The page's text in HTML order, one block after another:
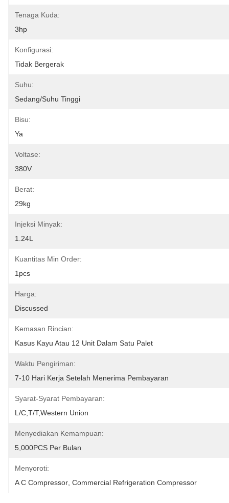
Tenaga Kuda:
3hp
Konfigurasi:
Tidak Bergerak
Suhu:
Sedang/Suhu Tinggi
Bisu:
Ya
Voltase:
380V
Berat:
29kg
Injeksi Minyak:
1.24L
Kuantitas Min Order:
1pcs
Harga:
Discussed
Kemasan Rincian:
Kasus Kayu Atau 12 Unit Dalam Satu Palet
Waktu Pengiriman:
7-10 Hari Kerja Setelah Menerima Pembayaran
Syarat-Syarat Pembayaran:
L/C,T/T,Western Union
Menyediakan Kemampuan:
5,000PCS Per Bulan
Menyoroti:
A C Compressor Commercial Refrigeration Compressor